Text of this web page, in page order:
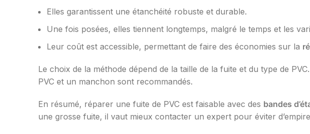
Elles garantissent une étanchéité robuste et durable.
Une fois posées, elles tiennent longtemps, malgré le temps et les
Leur coût est accessible, permettant de faire des économies sur la
Le choix de la méthode dépend de la taille de la fuite et du type de
PVC et un manchon sont recommandés.
En résumé, réparer une fuite de PVC est faisable avec des bandes
une grosse fuite, il vaut mieux contacter un expert pour éviter